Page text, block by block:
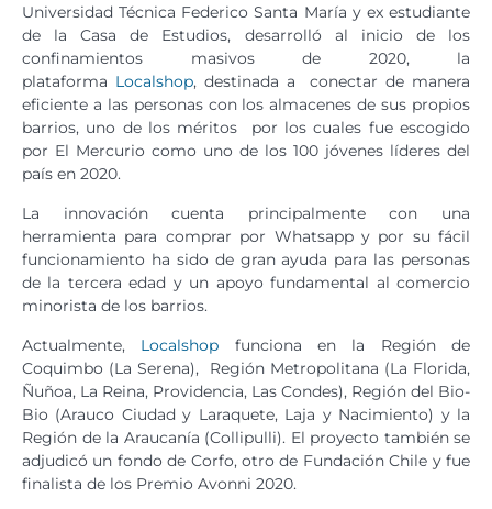
Universidad Técnica Federico Santa María y ex estudiante
de la Casa de Estudios, desarrolló al inicio de los
confinamientos masivos de 2020, la
plataforma Localshop, destinada a conectar de manera
eficiente a las personas con los almacenes de sus propios
barrios, uno de los méritos por los cuales fue escogido
por El Mercurio como uno de los 100 jóvenes líderes del
país en 2020.
La innovación cuenta principalmente con una
herramienta para comprar por Whatsapp y por su fácil
funcionamiento ha sido de gran ayuda para las personas
de la tercera edad y un apoyo fundamental al comercio
minorista de los barrios.
Actualmente, Localshop funciona en la Región de
Coquimbo (La Serena), Región Metropolitana (La Florida,
Ñuñoa, La Reina, Providencia, Las Condes), Región del Bio-
Bio (Arauco Ciudad y Laraquete, Laja y Nacimiento) y la
Región de la Araucanía (Collipulli). El proyecto también se
adjudicó un fondo de Corfo, otro de Fundación Chile y fue
finalista de los Premio Avonni 2020.